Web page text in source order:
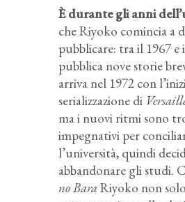
È durante gli anni
che Riyoko comincia a
pubblicare: tra il 1967 e
pubblica nove storie
arriva nel 1972 con
serializzazione di
ma i nuovi ritmi sono
impegnativi per
l’università, quindi
abbandonare gli studi.
no BaraRiyoko non